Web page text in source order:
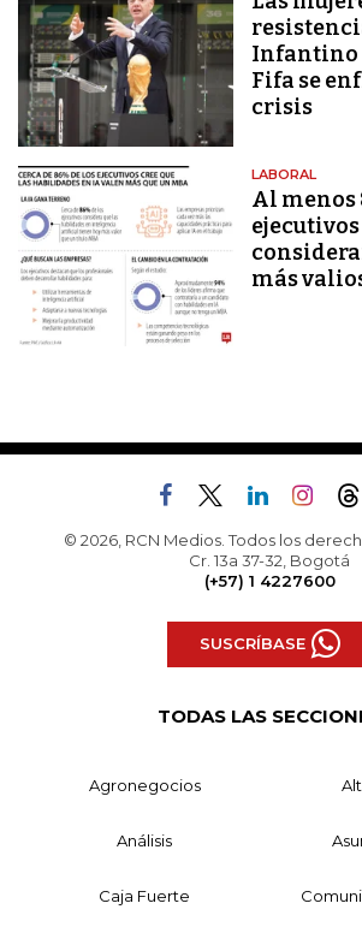
Infantino
Fifa se
crisis
LABORAL
Al menos
más
© 2026, RCN Medios. Todos los
Cr. 13a 37-32, Bogotá
(+57) 1 4227600
SUSCRÍBASE
TODAS LAS
Agronegocios
Análisis
Caja Fuerte